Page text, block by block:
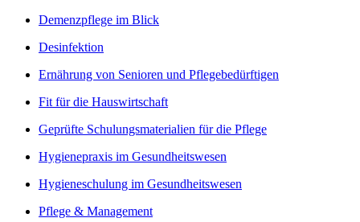
Demenzpflege im Blick
Desinfektion
Ernährung von Senioren und Pflegebedürftigen
Fit für die Hauswirtschaft
Geprüfte Schulungsmaterialien für die Pflege
Hygienepraxis im Gesundheitswesen
Hygieneschulung im Gesundheitswesen
Pflege & Management